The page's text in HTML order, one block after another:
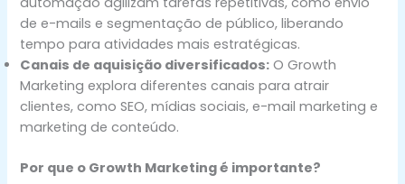
de e-mails e segmentação de público, liberando
tempo para atividades mais estratégicas.
Canais de aquisição diversificados: O Growth
Marketing explora diferentes canais para atrair
clientes, como SEO, mídias sociais, e-mail marketing e
marketing de conteúdo.
Por que o Growth Marketing é importante?